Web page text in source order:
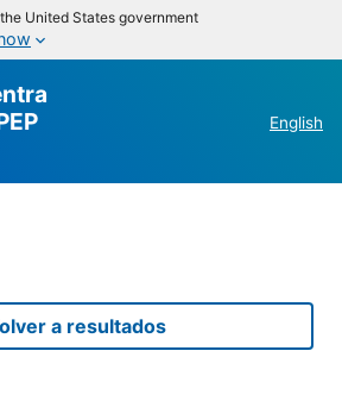
United States government
English
a resultados